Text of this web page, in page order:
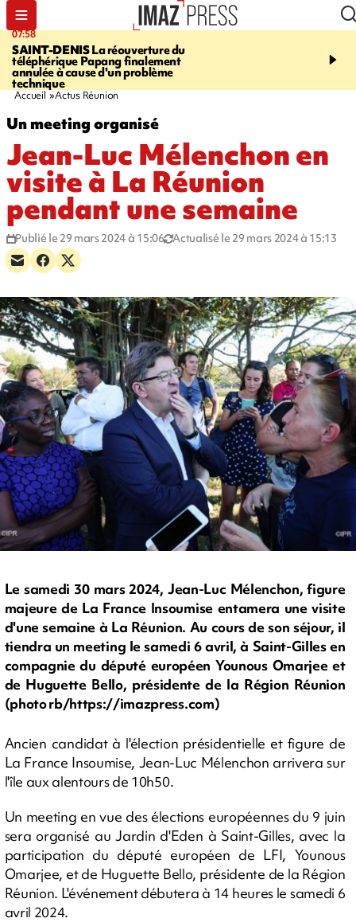
07:58
SAINT-DENISLa réouverture du
téléphérique Papang finalement
annulée à cause d'un problème
technique
10:02
intègrent des centres
Accueil Actus Réunion
Un meeting organisé
Jean-Luc Mélenchon en
visite à La Réunion
pendant une semaine
Publié le 29 mars 2024 à 15:06 Actualisé le 29 mars 2024 à 15:13
Le samedi 30 mars 2024, Jean-Luc Mélenchon, figure
majeure de La France Insoumise entamera une visite
d'une semaine à La Réunion. Au cours de son séjour, il
tiendra un meeting le samedi 6 avril, à Saint-Gilles en
compagnie du député européen Younous Omarjee et
de Huguette Bello, présidente de la Région Réunion
(photo rb/https://imazpress.com)
Ancien candidat à l'élection présidentielle et figure de
La France Insoumise, Jean-Luc Mélenchon arrivera sur
l'île aux alentours de 10h50.
Un meeting en vue des élections européennes du 9 juin
sera organisé au Jardin d'Eden à Saint-Gilles, avec la
participation du député européen de LFI, Younous
Omarjee, et de Huguette Bello, présidente de la Région
Réunion. L'événement débutera à 14 heures le samedi 6
avril 2024.